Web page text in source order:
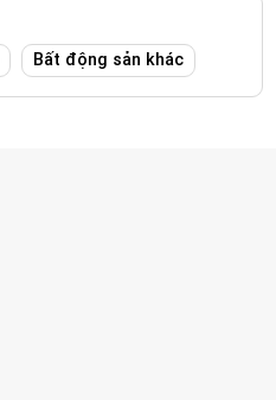
Bất động sản khác